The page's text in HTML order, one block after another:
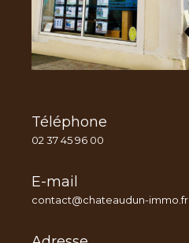
Téléphone
02 37 45 96 00
E-mail
contact@chateaudun-immo.fr